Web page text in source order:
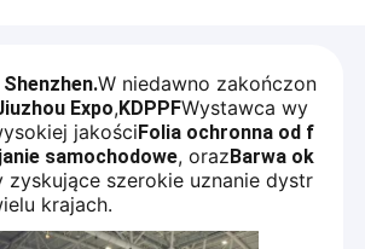
W niedawno zakończon
Expo, KDPPFWystawca wy
jakości Folia ochronna od f
samochodowe, oraz Barwa ok
zyskujące szerokie uznanie dystr
krajach.